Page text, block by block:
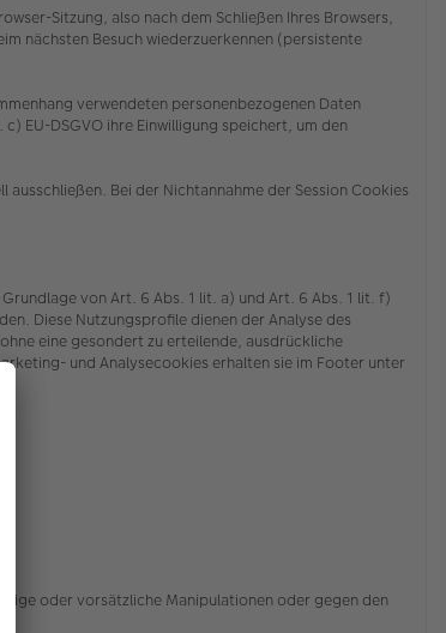
Sitzung, also nach dem Schließen Ihres Browsers,
nächsten Besuch wiederzuerkennen (persistente
verwendeten personenbezogenen Daten
EU-DSGVO ihre Einwilligung speichert, um den
Bei der Nichtannahme der Session Cookies
von Art. 6 Abs. 1 lit. a) und Art. 6 Abs. 1 lit. f)
Diese Nutzungsprofile dienen der Analyse des
eine gesondert zu erteilende, ausdrückliche
und Analysecookies erhalten sie im Footer unter
oder vorsätzliche Manipulationen oder gegen den